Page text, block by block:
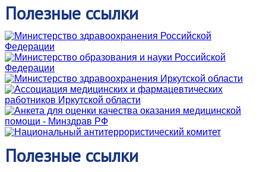
Полезные ссылки
Полезные ссылки